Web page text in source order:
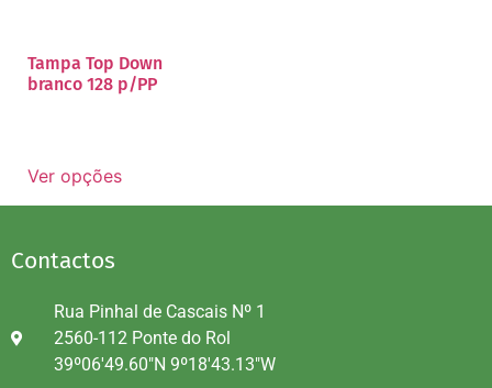
Tampa Top Down
branco 128 p/PP
Ver opções
Contactos
Rua Pinhal de Cascais Nº 1
2560-112 Ponte do Rol
39º06'49.60"N 9º18'43.13"W